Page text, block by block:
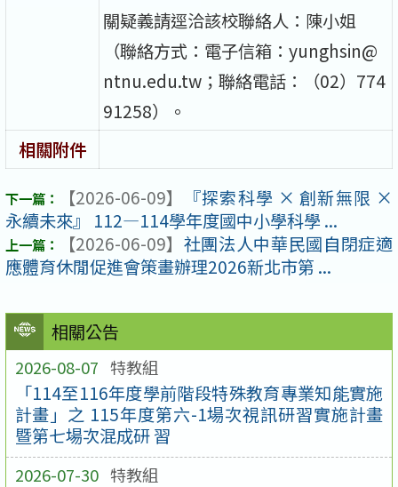
相關公告
2026-08-07 特教組
「114至116年度學前階段特殊教育專業知能實施
計畫」之 115年度第六-1場次視訊研習實施計畫
暨第七場次混成研 習
2026-07-30 特教組
關疑義請逕洽該校聯絡人：陳小姐
（聯絡方式：電子信箱：yunghsin@
ntnu.edu.tw；聯絡電話：（02）774
91258）。
相關附件
【2026-06-09】
『探索科學 × 創新無限 ×
永續未來』 112—114學年度國中小學科學 ...
【2026-06-09】 社團法人中華民國自閉症適
應體育休閒促進會策畫辦理2026新北市第 ...